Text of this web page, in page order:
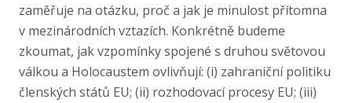
zaměřuje na otázku, proč a jak je minulost přítomna
v mezinárodních vztazích. Konkrétně budeme
zkoumat, jak vzpomínky spojené s druhou světovou
válkou a Holocaustem ovlivňují: (i) zahraniční politiku
členských států EU; (ii) rozhodovací procesy EU; (iii)